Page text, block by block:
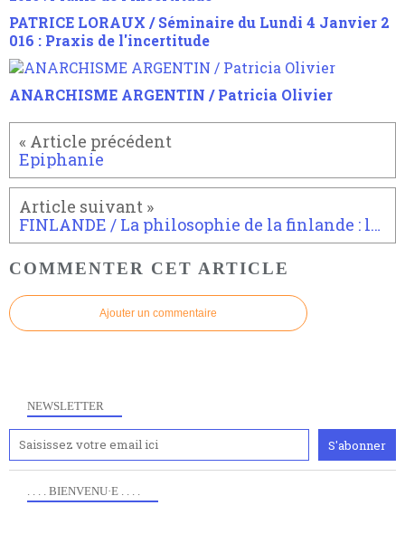
PATRICE LORAUX / Séminaire du Lundi 4 Janvier 2
016 : Praxis de l'incertitude
ANARCHISME ARGENTIN / Patricia Olivier
Epiphanie
FINLANDE / La philosophie de la finlande : le bonheur
COMMENTER CET ARTICLE
Ajouter un commentaire
NEWSLETTER
. . . . BIENVENU·E . . . .